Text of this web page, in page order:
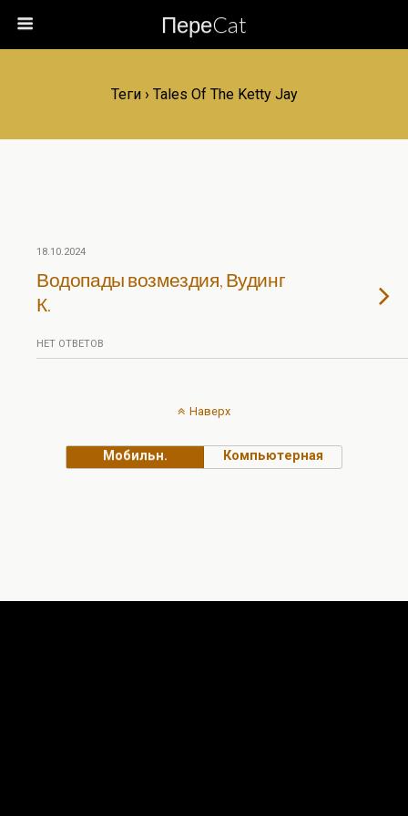
ПереCat
Теги › Tales Of The Ketty Jay
18.10.2024
Водопады возмездия, Вудинг
К.
НЕТ ОТВЕТОВ
Наверх
Мобильн. Компьютерная